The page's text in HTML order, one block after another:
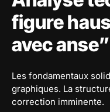
figure
avec anse”
Les fondamentaux
graphiques. La
correction imminente.